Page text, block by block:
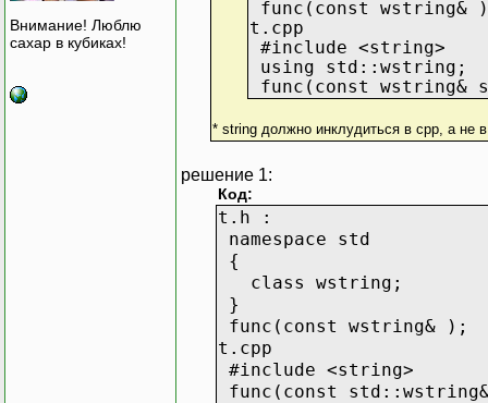
Внимание! Люблю
сахар в кубиках!
func(const wstring&
t.cpp
#include <string>
using std::wstring;
func(const
* string должно инклудиться в сpp, а не
решение 1:
Код:
t.h :
namespace std
{
class wstring;
}
func(const wstring& );
t.cpp
#include <string>
func(const